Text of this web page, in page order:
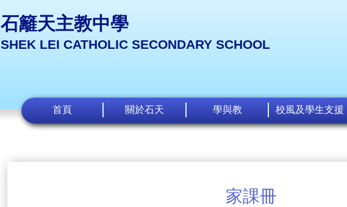
石籬天主教中學
SHEK LEI CATHOLIC SECONDARY SCHOOL
首頁 關於石天 學與教 校風及學生支援
家課冊